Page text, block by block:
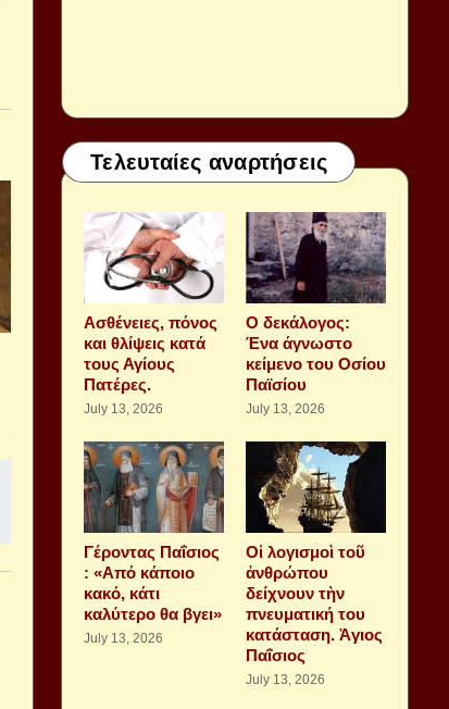
Τελευταίες αναρτήσεις
Aσθένειες, πόνος
και θλίψεις κατά
τους Αγίους
Πατέρες.
July 13, 2026
Ο δεκάλογος:
Ένα άγνωστο
κείμενο του Οσίου
Παϊσίου
July 13, 2026
Γέροντας Παΐσιος
: «Από κάποιο
κακό, κάτι
καλύτερο θα βγει»
July 13, 2026
Οἱ λογισμοὶ τοῦ
ἀνθρώπου
δείχνουν τὴν
πνευματική του
κατάσταση. Ἁγιος
Παΐσιος
July 13, 2026